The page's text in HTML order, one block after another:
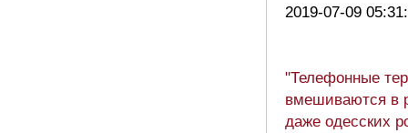
2019-07-09
"Телефонные
вмешиваются в
даже одесских